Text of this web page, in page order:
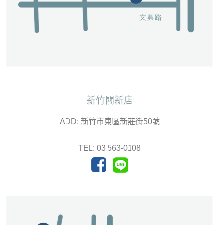
新竹關新店
ADD: 新竹市東區新莊街50號
TEL: 03 563-0108